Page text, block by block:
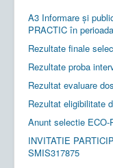
A3 Informare și
PRACTIC în
Rezultate finale
Rezultate proba
Rezultat evaluare
Rezultat eligibilitate
Anunt selectie ECO-
INVITATIE
SMIS317875